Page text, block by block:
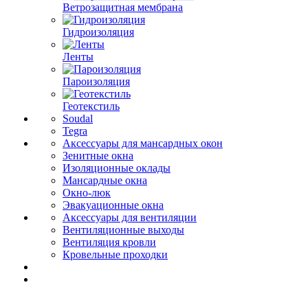
Ветрозащитная мембрана
Гидроизоляция
Ленты
Пароизоляция
Геотекстиль
Soudal
Tegra
Аксессуары для мансардных окон
Зенитные окна
Изоляционные оклады
Мансардные окна
Окно-люк
Эвакуационные окна
Аксессуары для вентиляции
Вентиляционные выходы
Вентиляция кровли
Кровельные проходки